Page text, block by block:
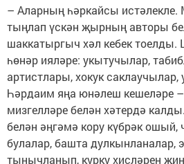
– Аларның һәркайсы истәлекле.
тыңлап үскән җырның авторы
шаккатыргыч хәл кебек тоелды.
һөнәр ияләре: укытучылар,
артистлары, хокук
Һәрдаим яңа юнәлеш кешеләре
мизгелләре белән хәтердә
белән әңгәмә кору күбрәк ошый,
булалар, башта
тынычланып, курку хисләрен